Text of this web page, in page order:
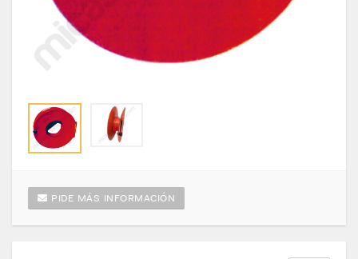
PIDE MÁS INFORMACIÓN